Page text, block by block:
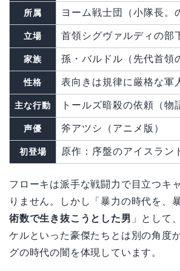
所属 ヨーム戦士団（小隊長。
立場 首領シグヴァルディの部
家族 孫・バルドル（先代首領
性格 表向きは規律に厳格な軍
主な行動 トールズ暗殺の依頼（
声優 斧アツシ（アニメ版）
初登場 原作：序盤のアイスラン
フローキは派手な戦闘力で目立つキ
りません。しかし「暴力の時代を、
術数で生き抜こうとした男 」として
ケルといった豪傑たちとは別の角度
グの時代の闇を体現しています。